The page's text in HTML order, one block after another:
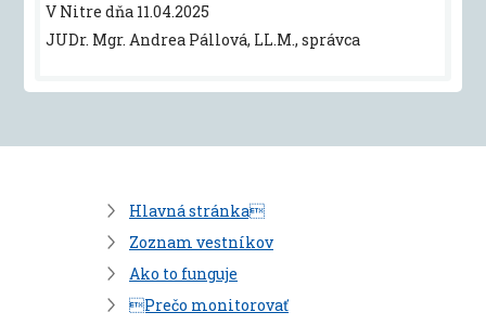
V Nitre dňa 11.04.2025
JUDr. Mgr. Andrea Pállová, LL.M., správca
Hlavná stránka
Zoznam vestníkov
Ako to funguje
Prečo monitorovať